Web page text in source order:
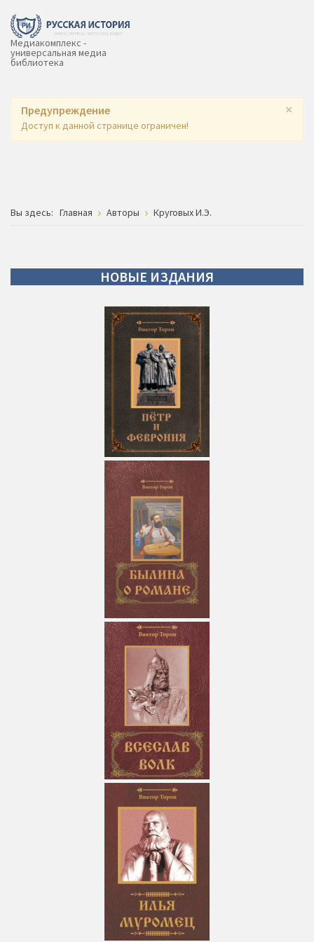
Медиакомплекс -
универсальная медиа
библиотека
×
Предупреждение
Доступ к данной странице ограничен!
Вы здесь: Главная Авторы Круговых И.Э.
НОВЫЕ ИЗДАНИЯ